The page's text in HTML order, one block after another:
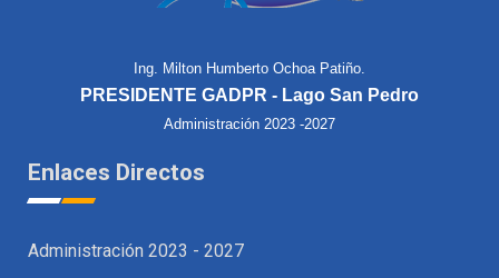
Ing. Milton Humberto Ochoa Patiño.
PRESIDENTE GADPR - Lago San Pedro
Administración 2023 -2027
Enlaces Directos
Administración 2023 - 2027